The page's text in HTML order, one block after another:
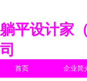
躺平设计家
司
首页 企业简